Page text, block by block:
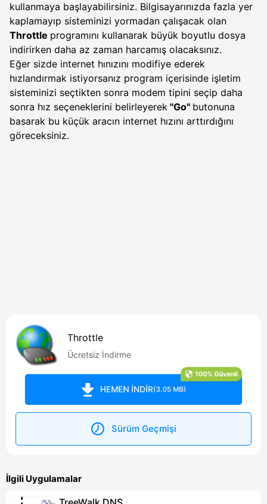
kullanmaya başlayabilirsiniz. Bilgisayarınızda fazla yer
kaplamayıp sisteminizi yormadan çalışacak olan
Throttle programını kullanarak büyük boyutlu dosya
indirirken daha az zaman harcamış olacaksınız.
Eğer sizde internet hınızını modifiye ederek
hızlandırmak istiyorsanız program içerisinde işletim
sisteminizi seçtikten sonra modem tipini seçip daha
sonra hız seçeneklerini belirleyerek ''Go'' butonuna
basarak bu küçük aracın internet hızını arttırdığını
göreceksiniz.
Throttle
Ücretsiz İndirme
HEMEN İNDİR(3.05 MB)
100% Güvenli
Sürüm Geçmişi
İlgili Uygulamalar